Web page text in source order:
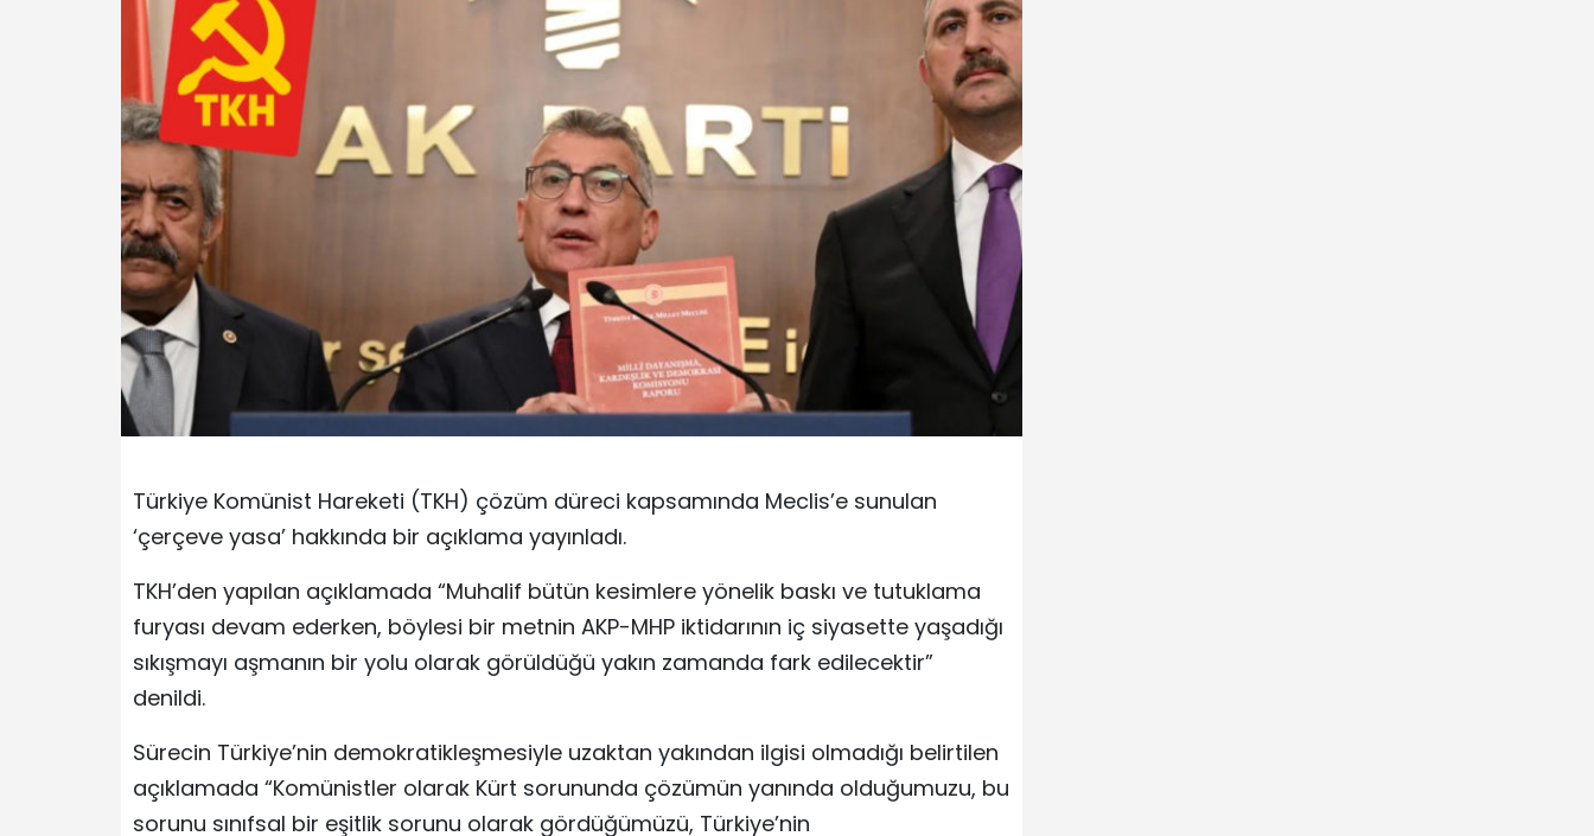
Türkiye Komünist Hareketi (TKH) çözüm düreci kapsamında Meclis’e sunulan
‘çerçeve yasa’ hakkında bir açıklama yayınladı.
TKH’den yapılan açıklamada “Muhalif bütün kesimlere yönelik baskı ve tutuklama
furyası devam ederken, böylesi bir metnin AKP-MHP iktidarının iç siyasette yaşadığı
sıkışmayı aşmanın bir yolu olarak görüldüğü yakın zamanda fark edilecektir”
denildi.
Sürecin Türkiye’nin demokratikleşmesiyle uzaktan yakından ilgisi olmadığı belirtilen
açıklamada “Komünistler olarak Kürt sorununda çözümün yanında olduğumuzu, bu
sorunu sınıfsal bir eşitlik sorunu olarak gördüğümüzü, Türkiye’nin